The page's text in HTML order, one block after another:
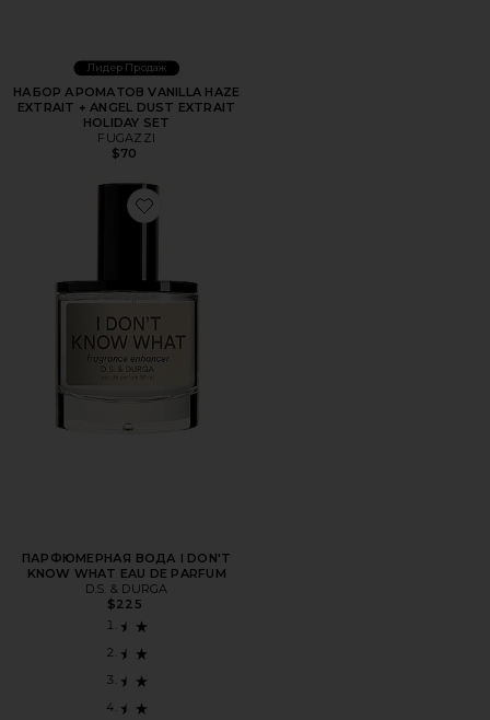
Лидер Продаж
НАБОР АРОМАТОВ VANILLA HAZE
EXTRAIT + ANGEL DUST EXTRAIT
HOLIDAY SET
FUGAZZI
$70
Favorite ПАРФЮМЕРНАЯ ВОДА I DON'T KNOW WHAT
ПАРФЮМЕРНАЯ ВОДА I DON'T
KNOW WHAT EAU DE PARFUM
D.S. & DURGA
$225